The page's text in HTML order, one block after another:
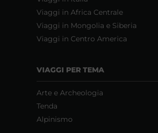
Viaggi in Africa Centrale
Viaggi in Mongolia e Siberia
Viaggi in Centro America
VIAGGI PER TEMA
Arte e Archeologia
Tenda
Alpinismo